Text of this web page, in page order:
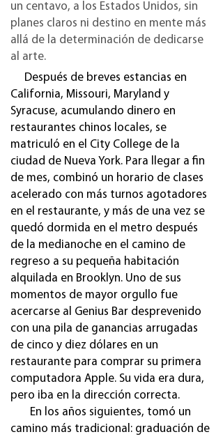
un centavo, a los Estados Unidos, sin
planes claros ni destino en mente más
allá de la determinación de dedicarse
al arte.
Después de breves estancias en
California, Missouri, Maryland y
Syracuse, acumulando dinero en
restaurantes chinos locales, se
matriculó en el City College de la
ciudad de Nueva York. Para llegar a fin
de mes, combinó un horario de clases
acelerado con más turnos agotadores
en el restaurante, y más de una vez se
quedó dormida en el metro después
de la medianoche en el camino de
regreso a su pequeña habitación
alquilada en Brooklyn. Uno de sus
momentos de mayor orgullo fue
acercarse al Genius Bar desprevenido
con una pila de ganancias arrugadas
de cinco y diez dólares en un
restaurante para comprar su primera
computadora Apple. Su vida era dura,
pero iba en la dirección correcta.
En los años siguientes, tomó un
camino más tradicional: graduación de